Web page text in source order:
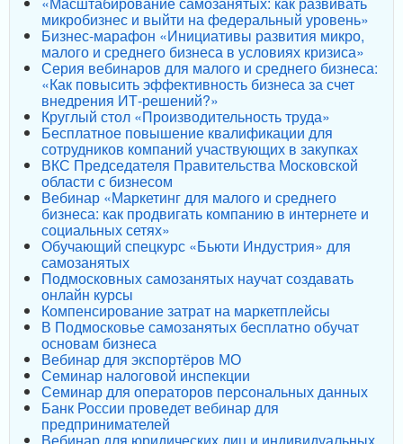
микробизнес и выйти на федеральный уровень»
Бизнес-марафон «Инициативы развития микро,
малого и среднего бизнеса в условиях кризиса»
Серия вебинаров для малого и среднего бизнеса:
«Как повысить эффективность бизнеса за счет
внедрения ИТ-решений?»
Круглый стол «Производительность труда»
Бесплатное повышение квалификации для
сотрудников компаний участвующих в закупках
ВКС Председателя Правительства Московской
области с бизнесом
Вебинар «Маркетинг для малого и среднего
бизнеса: как продвигать компанию в интернете и
социальных сетях»
Обучающий спецкурс «Бьюти Индустрия» для
самозанятых
Подмосковных самозанятых научат создавать
онлайн курсы
Компенсирование затрат на маркетплейсы
В Подмосковье самозанятых бесплатно обучат
основам бизнеса
Вебинар для экспортёров МО
Семинар налоговой инспекции
Семинар для операторов персональных данных
Банк России проведет вебинар для
предпринимателей
Вебинар для юридических лиц и индивидуальных